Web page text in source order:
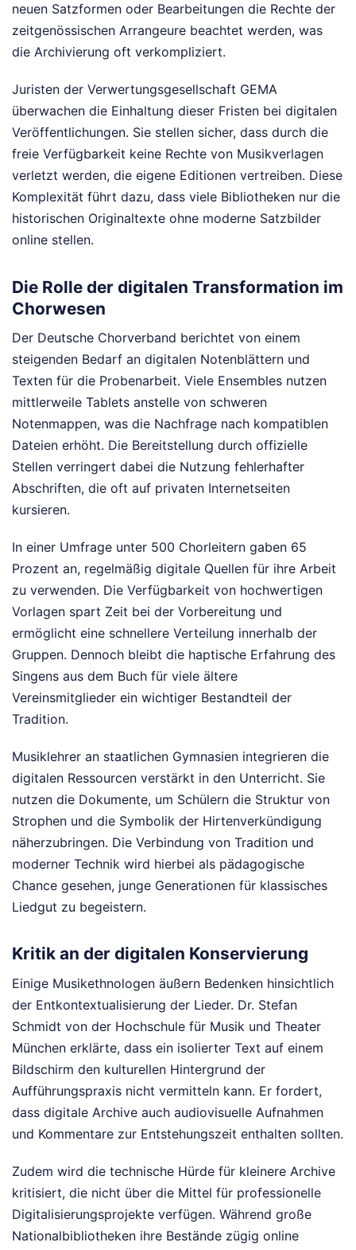
neuen Satzformen oder Bearbeitungen die Rechte der
zeitgenössischen Arrangeure beachtet werden, was
die Archivierung oft verkompliziert.
Juristen der Verwertungsgesellschaft GEMA
überwachen die Einhaltung dieser Fristen bei digitalen
Veröffentlichungen. Sie stellen sicher, dass durch die
freie Verfügbarkeit keine Rechte von Musikverlagen
verletzt werden, die eigene Editionen vertreiben. Diese
Komplexität führt dazu, dass viele Bibliotheken nur die
historischen Originaltexte ohne moderne Satzbilder
online stellen.
Die Rolle der digitalen Transformation im
Chorwesen
Der Deutsche Chorverband berichtet von einem
steigenden Bedarf an digitalen Notenblättern und
Texten für die Probenarbeit. Viele Ensembles nutzen
mittlerweile Tablets anstelle von schweren
Notenmappen, was die Nachfrage nach kompatiblen
Dateien erhöht. Die Bereitstellung durch offizielle
Stellen verringert dabei die Nutzung fehlerhafter
Abschriften, die oft auf privaten Internetseiten
kursieren.
In einer Umfrage unter 500 Chorleitern gaben 65
Prozent an, regelmäßig digitale Quellen für ihre Arbeit
zu verwenden. Die Verfügbarkeit von hochwertigen
Vorlagen spart Zeit bei der Vorbereitung und
ermöglicht eine schnellere Verteilung innerhalb der
Gruppen. Dennoch bleibt die haptische Erfahrung des
Singens aus dem Buch für viele ältere
Vereinsmitglieder ein wichtiger Bestandteil der
Tradition.
Musiklehrer an staatlichen Gymnasien integrieren die
digitalen Ressourcen verstärkt in den Unterricht. Sie
nutzen die Dokumente, um Schülern die Struktur von
Strophen und die Symbolik der Hirtenverkündigung
näherzubringen. Die Verbindung von Tradition und
moderner Technik wird hierbei als pädagogische
Chance gesehen, junge Generationen für klassisches
Liedgut zu begeistern.
Kritik an der digitalen Konservierung
Einige Musikethnologen äußern Bedenken hinsichtlich
der Entkontextualisierung der Lieder. Dr. Stefan
Schmidt von der Hochschule für Musik und Theater
München erklärte, dass ein isolierter Text auf einem
Bildschirm den kulturellen Hintergrund der
Aufführungspraxis nicht vermitteln kann. Er fordert,
dass digitale Archive auch audiovisuelle Aufnahmen
und Kommentare zur Entstehungszeit enthalten sollten.
Zudem wird die technische Hürde für kleinere Archive
kritisiert, die nicht über die Mittel für professionelle
Digitalisierungsprojekte verfügen. Während große
Nationalbibliotheken ihre Bestände zügig online